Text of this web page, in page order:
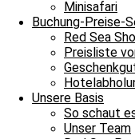
Minisafari
Buchung-Preise-
Red Sea
Preisliste
Unsere Basis
So schaut
Unser Team
Nach ihrer Show
Adlerrochen
ebenmäßig
unter einem Stein
hinschauen sollten,
als auch für die
viel zu feiern, das
Grüße von JJ, Sandra